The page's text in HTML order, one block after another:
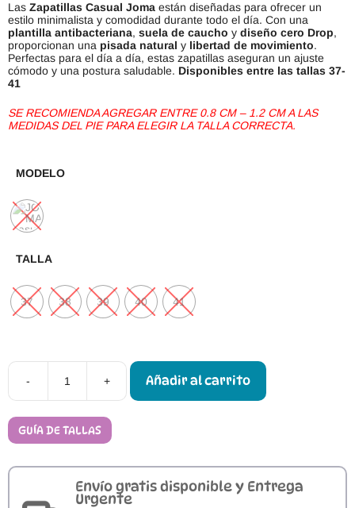
Las Zapatillas Casual Joma están diseñadas para ofrecer un
estilo minimalista y comodidad durante todo el día. Con una
plantilla antibacteriana, suela de caucho y diseño cero Drop,
proporcionan una pisada natural y libertad de movimiento.
Perfectas para el día a día, estas zapatillas aseguran un ajuste
cómodo y una postura saludable. Disponibles entre las tallas 37-
41
SE RECOMIENDA AGREGAR ENTRE 0.8 CM – 1.2 CM A LAS
MEDIDAS DEL PIE PARA ELEGIR LA TALLA CORRECTA.
MODELO
TALLA
37 38 39 40 41
-
Zapatillas
Barefoot
+ Añadir al carrito
GUÍA DE TALLAS
Envío gratis disponible y Entrega
Urgente